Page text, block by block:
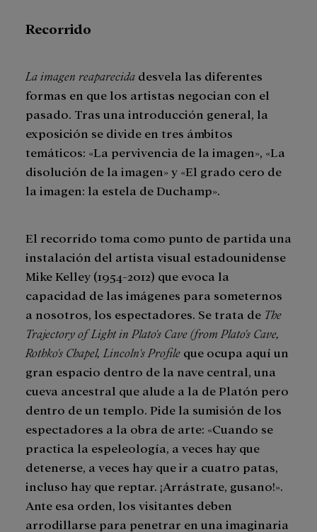
Recorrido
La imagen reaparecida desvela las diferentes
formas en que los artistas negocian con el
pasado. Tras una introducción general, la
exposición se divide en tres ámbitos
temáticos: «La pervivencia de la imagen», «La
disolución de la imagen» y «El grado cero de
la imagen: la estela de Duchamp».
El recorrido toma como punto de partida una
instalación del artista visual estadounidense
Mike Kelley (1954-2012) que evoca la
capacidad de las imágenes para someternos
a nosotros, los espectadores. Se trata de The
Trajectory of Light in Plato's Cave (from Plato's Cave,
Rothko's Chapel, Lincoln's Profile que ocupa aquí un
gran espacio dentro de la nave central, una
cueva ancestral que alude a la de Platón pero
dentro de un templo. Pide la sumisión de los
espectadores a la obra de arte: «Cuando se
practica la espeleología, a veces hay que
detenerse, a veces hay que ir a cuatro patas,
incluso hay que reptar. ¡Arrástrate, gusano!».
Ante esa orden, los visitantes deben
arrodillarse para penetrar en una imaginaria